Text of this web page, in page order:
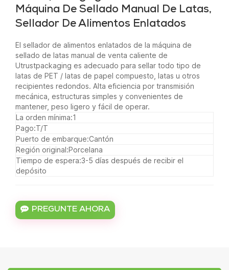
Máquina De Sellado Manual De Latas,
Sellador De Alimentos Enlatados
El sellador de alimentos enlatados de la máquina de
sellado de latas manual de venta caliente de
Utrustpackaging es adecuado para sellar todo tipo de
latas de PET / latas de papel compuesto, latas u otros
recipientes redondos. Alta eficiencia por transmisión
mecánica, estructuras simples y convenientes de
mantener, peso ligero y fácil de operar.
La orden mínima:1
Pago:T/T
Puerto de embarque:Cantón
Región original:Porcelana
Tiempo de espera:3-5 días después de recibir el
depósito
PREGUNTE AHORA